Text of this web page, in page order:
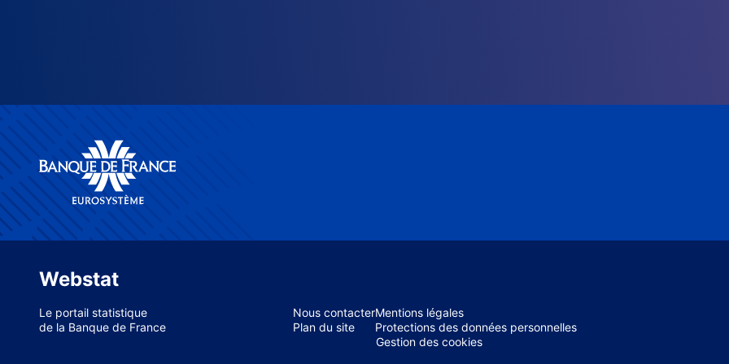
Webstat
Le portail statistique
de la Banque de France
Nous contacter
Plan du site
Mentions légales
Protections des données personnelles
Gestion des cookies